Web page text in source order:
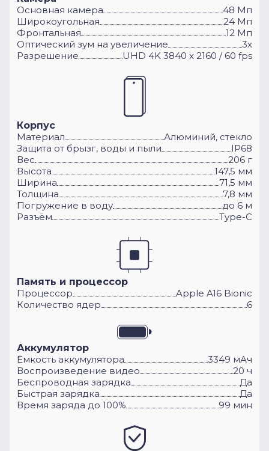
Основная камера
48 Мп
Широкоугольная
24 Мп
Фронтальная
12 Мп
Оптический зум на увеличение
3x
Разрешение
UHD 4K 3840 x 2160 / 60 fps
Корпус
Материал
Алюминий, стекло
Защита от брызг, воды и пыли
IP68
Вес
206 г
Высота
147,5 мм
Ширина
71,5 мм
Толщина
7,8 мм
Погружение в воду
до 6 м
Разъём
Type-C
Память и процессор
Процессор
Apple A16 Bionic
Количество ядер
6
Аккумулятор
Ёмкость аккумулятора
3349 мАч
Воспроизведение видео
20 ч
Беспроводная зарядка
Да
Быстрая зарядка
Да
Время заряда до 100%
99 мин